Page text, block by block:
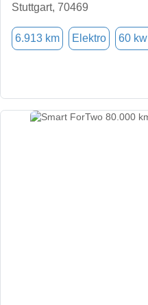
Stuttgart, 70469
6.913 km Elektro 60